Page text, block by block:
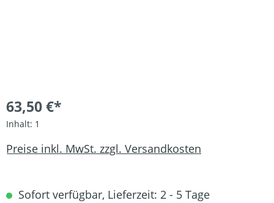
63,50 €*
Inhalt: 1
Preise inkl. MwSt. zzgl. Versandkosten
Sofort verfügbar, Lieferzeit: 2 - 5 Tage